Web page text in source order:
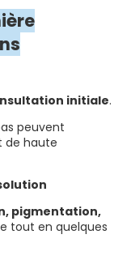
initiale.
peuvent
de haute
pigmentation,
tout en quelques